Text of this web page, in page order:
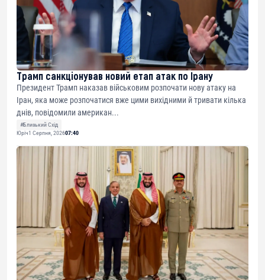
Трамп санкціонував новий етап атак по Ірану
Президент Трамп наказав військовим розпочати нову атаку на
Іран, яка може розпочатися вже цими вихідними й тривати кілька
днів, повідомили американ...
#Близький Схід
Юріч1 Серпня, 202607:40